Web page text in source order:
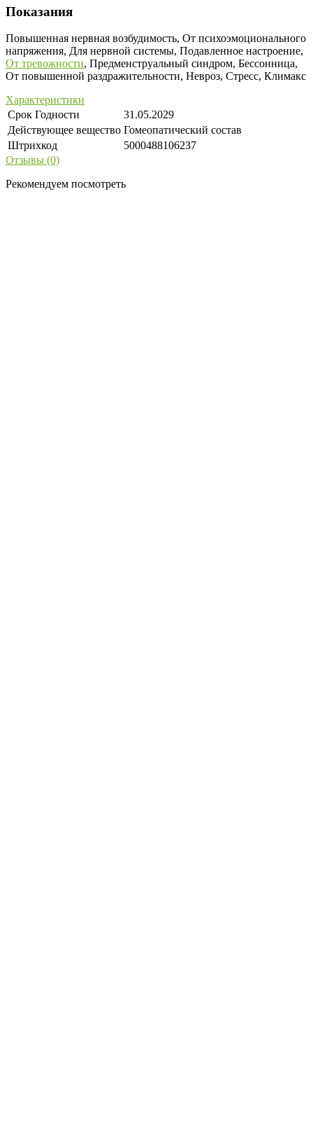
Показания
Повышенная нервная возбудимость, От психоэмоционального
напряжения, Для нервной системы, Подавленное настроение,
От тревожности, Предменструальный синдром, Бессонница,
От повышенной раздражительности, Невроз, Стресс, Климакс
Характеристики
Срок Годности
31.05.2029
Действующее вещество Гомеопатический состав
Штрихкод
5000488106237
Отзывы (0)
Рекомендуем посмотреть